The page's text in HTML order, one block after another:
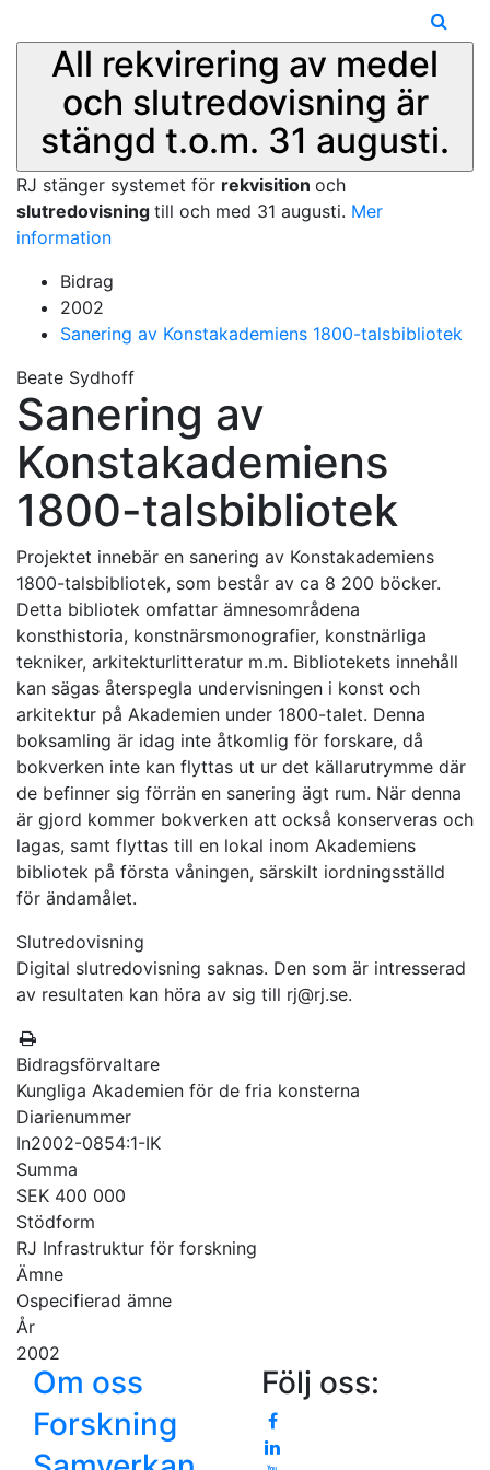
All rekvirering av medel
och slutredovisning är
stängd t.o.m. 31 augusti.
RJ stänger systemet för rekvisition och
slutredovisning till och med 31 augusti. Mer
information
Bidrag
2002
Sanering av Konstakademiens 1800-talsbibliotek
Beate Sydhoff
Sanering av
Konstakademiens
1800-talsbibliotek
Projektet innebär en sanering av Konstakademiens
1800-talsbibliotek, som består av ca 8 200 böcker.
Detta bibliotek omfattar ämnesområdena
konsthistoria, konstnärsmonografier, konstnärliga
tekniker, arkitekturlitteratur m.m. Bibliotekets innehåll
kan sägas återspegla undervisningen i konst och
arkitektur på Akademien under 1800-talet. Denna
boksamling är idag inte åtkomlig för forskare, då
bokverken inte kan flyttas ut ur det källarutrymme där
de befinner sig förrän en sanering ägt rum. När denna
är gjord kommer bokverken att också konserveras och
lagas, samt flyttas till en lokal inom Akademiens
bibliotek på första våningen, särskilt iordningsställd
för ändamålet.
Slutredovisning
Digital slutredovisning saknas. Den som är intresserad
av resultaten kan höra av sig till rj@rj.se.
Bidragsförvaltare
Kungliga Akademien för de fria konsterna
Diarienummer
In2002-0854:1-IK
Summa
SEK 400 000
Stödform
RJ Infrastruktur för forskning
Ämne
Ospecifierad ämne
År
2002
Om oss
Forskning
Följ oss: